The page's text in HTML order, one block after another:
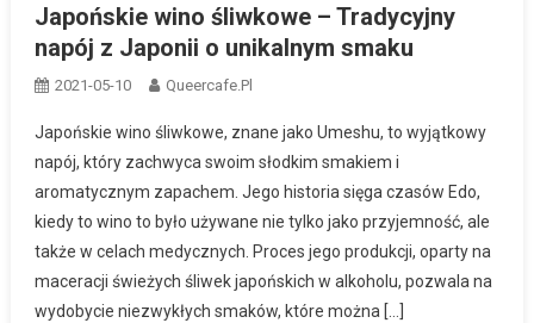
Japońskie wino śliwkowe – Tradycyjny
napój z Japonii o unikalnym smaku
2021-05-10 Queercafe.pl
Japońskie wino śliwkowe, znane jako Umeshu, to wyjątkowy
napój, który zachwyca swoim słodkim smakiem i
aromatycznym zapachem. Jego historia sięga czasów Edo,
kiedy to wino to było używane nie tylko jako przyjemność, ale
także w celach medycznych. Proces jego produkcji, oparty na
maceracji świeżych śliwek japońskich w alkoholu, pozwala na
wydobycie niezwykłych smaków, które można […]